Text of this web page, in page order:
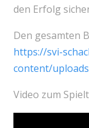
den Erfolg
Den gesamten
https://svi-
content/
Video zum